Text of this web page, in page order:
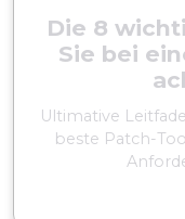
Die 8
Sie bei
Ultimative
beste Patch-